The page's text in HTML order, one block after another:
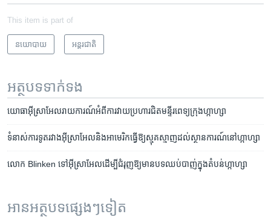
This item is part of
នយោបាយ អន្តរជាតិ
អត្ថបទ​ទាក់ទង
យោធា​អ៊ីស្រាអែល​រាយការណ៍​អំពី​ការ​វាយប្រហារ​ជិត​មន្ទីរពេទ្យ​ក្រុង​ហ្កាហ្សា
ទំនាស់​ការទូត​រវាង​អ៊ីស្រាអែល​និង​អាមេរិក​ធ្វើ​ឱ្យ​ស្មុគស្មាញ​ដល់​ស្ថានការណ៍​នៅ​ហ្កាហ្សា
លោក Blinken ទៅអ៊ីស្រាអែលដើម្បីជំរុញឱ្យមានបទឈប់បាញ់ក្នុងតំបន់ហ្កាហ្សា
អានអត្ថបទផ្សេងៗទៀត